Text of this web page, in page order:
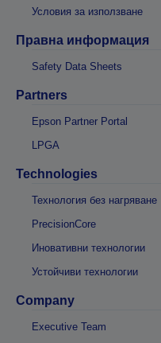
Условия за използване
Правна информация
Safety Data Sheets
Partners
Epson Partner Portal
LPGA
Technologies
Технология без нагряване
PrecisionCore
Иновативни технологии
Устойчиви технологии
Company
Executive Team